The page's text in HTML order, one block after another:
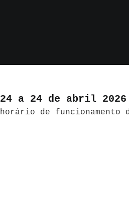
24 a 24 de abril 2026
horário de funcionamento